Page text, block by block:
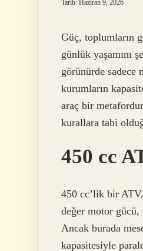
Tarih: Haziran 9, 2026
Güç, toplumların
günlük yaşamını
görünürde
kurumların
araç bir
kurallara tabi
450 cc
450 cc’lik bir
değer motor gücü,
Ancak burada
kapasitesiyle